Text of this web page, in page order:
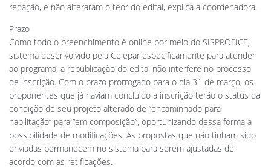
redação, e não alteraram o teor do edital, explica a coordenadora.
Prazo
Como todo o preenchimento é online por meio do SISPROFICE,
sistema desenvolvido pela Celepar especificamente para atender
ao programa, a republicação do edital não interfere no processo
de inscrição. Com o prazo prorrogado para o dia 31 de março, os
proponentes que já haviam concluído a inscrição terão o status da
condição de seu projeto alterado de “encaminhado para
habilitação” para “em composição”, oportunizando dessa forma a
possibilidade de modificações. As propostas que não tinham sido
enviadas permanecem no sistema para serem ajustadas de
acordo com as retificações.